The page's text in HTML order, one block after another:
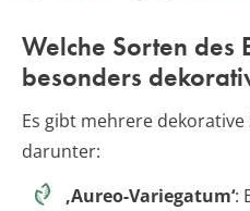
Welche Sorten des
besonders
Es gibt mehrere
darunter:
‚Aureo-Variegatum‘: